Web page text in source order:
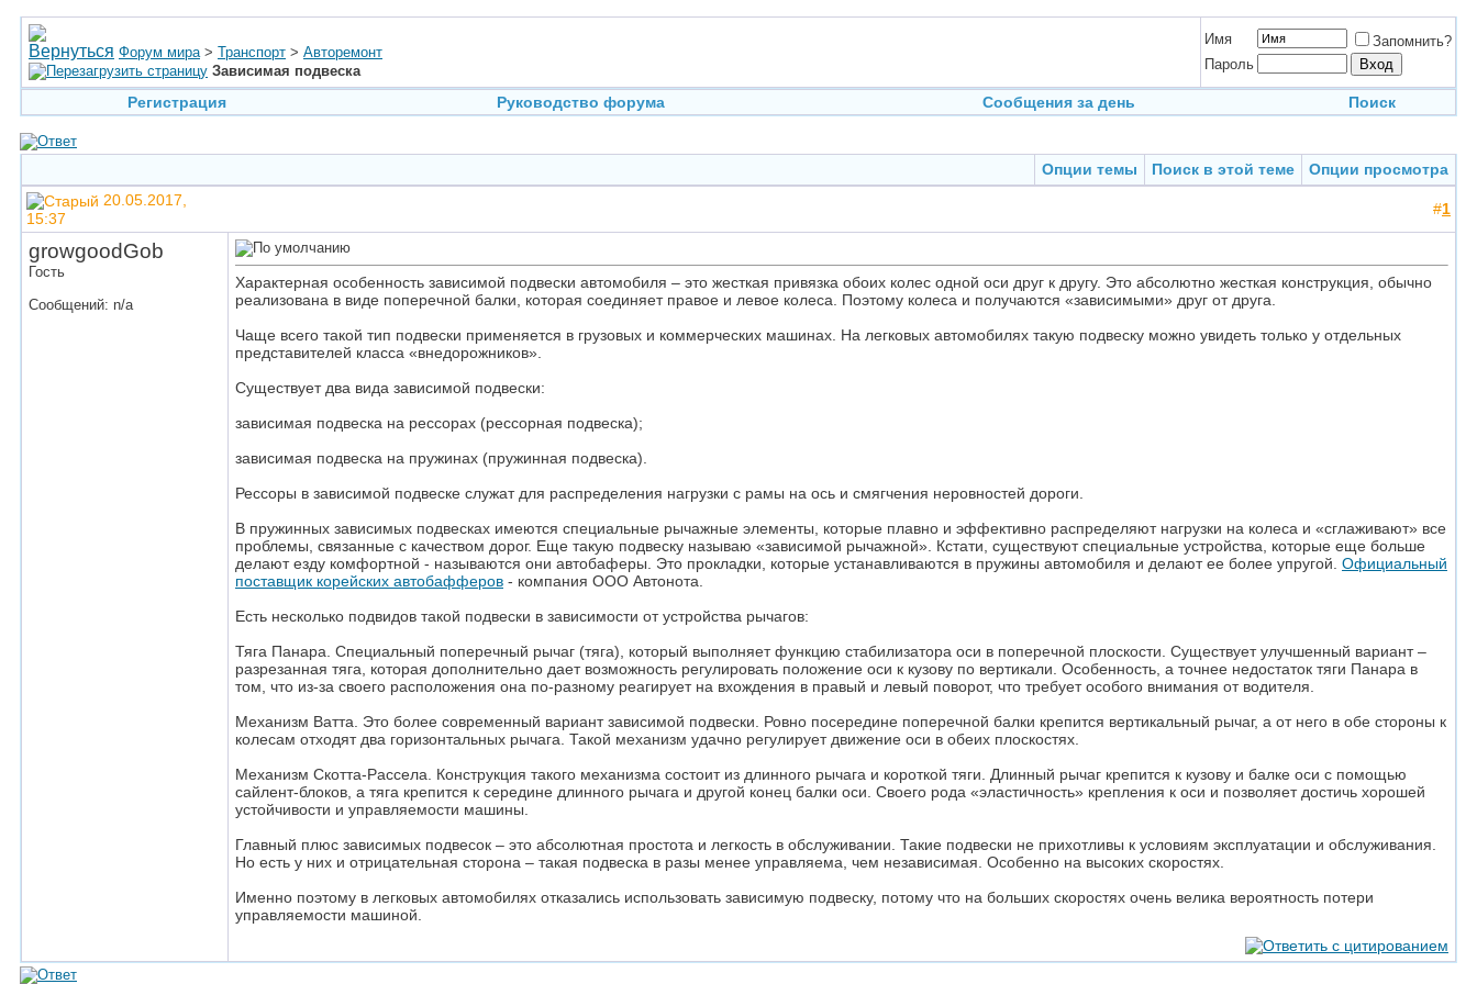
Форум мира > Транспорт > Авторемонт
Зависимая подвеска
Имя
Запомнить?
Пароль
Регистрация Руководство форума Сообщения за день Поиск
Опции темы Поиск в этой теме
Опции просмотра
20.05.2017,
15:37
#1
growgoodGob
Гость
Сообщений: n/a
Характерная особенность зависимой подвески автомобиля – это жесткая привязка обоих колес одной оси друг к другу. Это абсолютно жесткая конструкция, обычно
реализована в виде поперечной балки, которая соединяет правое и левое колеса. Поэтому колеса и получаются «зависимыми» друг от друга.
Чаще всего такой тип подвески применяется в грузовых и коммерческих машинах. На легковых автомобилях такую подвеску можно увидеть только у отдельных
представителей класса «внедорожников».
Существует два вида зависимой подвески:
зависимая подвеска на рессорах (рессорная подвеска);
зависимая подвеска на пружинах (пружинная подвеска).
Рессоры в зависимой подвеске служат для распределения нагрузки с рамы на ось и смягчения неровностей дороги.
В пружинных зависимых подвесках имеются специальные рычажные элементы, которые плавно и эффективно распределяют нагрузки на колеса и «сглаживают» все
проблемы, связанные с качеством дорог. Еще такую подвеску называю «зависимой рычажной». Кстати, существуют специальные устройства, которые еще больше
делают езду комфортной - называются они автобаферы. Это прокладки, которые устанавливаются в пружины автомобиля и делают ее более упругой. Официальный
поставщик корейских автобафферов - компания ООО Автонота.
Есть несколько подвидов такой подвески в зависимости от устройства рычагов:
Тяга Панара. Специальный поперечный рычаг (тяга), который выполняет функцию стабилизатора оси в поперечной плоскости. Существует улучшенный вариант –
разрезанная тяга, которая дополнительно дает возможность регулировать положение оси к кузову по вертикали. Особенность, а точнее недостаток тяги Панара в
том, что из-за своего расположения она по-разному реагирует на вхождения в правый и левый поворот, что требует особого внимания от водителя.
Механизм Ватта. Это более современный вариант зависимой подвески. Ровно посередине поперечной балки крепится вертикальный рычаг, а от него в обе стороны к
колесам отходят два горизонтальных рычага. Такой механизм удачно регулирует движение оси в обеих плоскостях.
Механизм Скотта-Рассела. Конструкция такого механизма состоит из длинного рычага и короткой тяги. Длинный рычаг крепится к кузову и балке оси с помощью
сайлент-блоков, а тяга крепится к середине длинного рычага и другой конец балки оси. Своего рода «эластичность» крепления к оси и позволяет достичь хорошей
устойчивости и управляемости машины.
Главный плюс зависимых подвесок – это абсолютная простота и легкость в обслуживании. Такие подвески не прихотливы к условиям эксплуатации и обслуживания.
Но есть у них и отрицательная сторона – такая подвеска в разы менее управляема, чем независимая. Особенно на высоких скоростях.
Именно поэтому в легковых автомобилях отказались использовать зависимую подвеску, потому что на больших скоростях очень велика вероятность потери
управляемости машиной.